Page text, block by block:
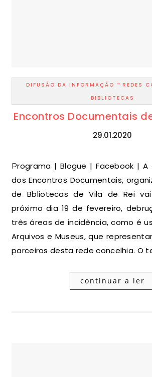
DIFUSÃO DA INFORMAÇÃO - REDES
BIBLIOTECAS
Encontros Documentais
29.01.2020
Programa | Blogue | Facebook | A edição de 2020
dos Encontros Documentais,
de Bbliotecas de Vila de Rei
próximo dia 19 de fevereiro,
três áreas de incidência, como é
Arquivos e Museus, que
parceiros desta rede concelhia. O
continuar a ler